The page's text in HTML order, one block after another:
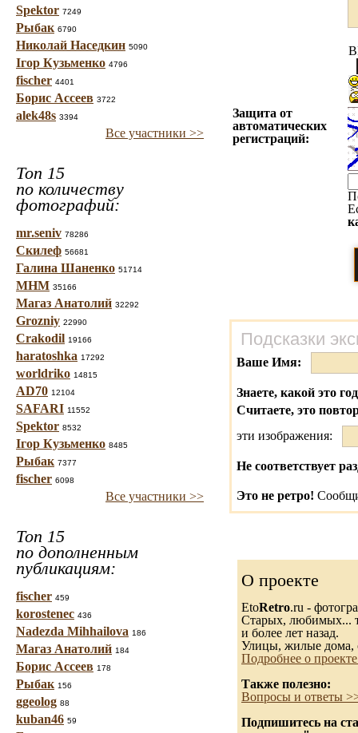
Spektor 7249
Рыбак 6790
Николай Наседкин 5090
Ігор Кузьменко 4796
fischer 4401
Борис Ассеев 3722
alek48s 3394
Все участники >>
Топ 15
по количеству
фотографий:
mr.seniv 78286
Скилеф 56681
Галина Шаненко 51714
МНМ 35166
Магаз Анатолий 32292
Grozniy 22990
Crakodil 19166
haratoshka 17292
worldriko 14815
AD70 12104
SAFARI 11552
Spektor 8532
Ігор Кузьменко 8485
Рыбак 7377
fischer 6098
Все участники >>
Топ 15
по дополненным
публикациям:
fischer 459
korostenec 436
Nadezda Mihhailova 186
Магаз Анатолий 184
Борис Ассеев 178
Рыбак 156
ggeolog 88
kuban46 59
Защита от
автоматических
регистраций:
Подсказки
Ваше Имя:
Знаете, какой это
Считаете, это
эти изображения:
Не соответствует
Это не ретро!
О проекте
EtoRetro.ru -
Старых, любимых...
и более лет назад.
Улицы, жилые дома,
Подробнее о
Также полезно:
Вопросы и ответы
Подпишитесь на